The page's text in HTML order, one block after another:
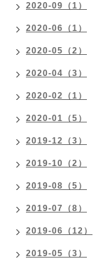
2020-09（1）
2020-06（1）
2020-05（2）
2020-04（3）
2020-02（1）
2020-01（5）
2019-12（3）
2019-10（2）
2019-08（5）
2019-07（8）
2019-06（12）
2019-05（3）